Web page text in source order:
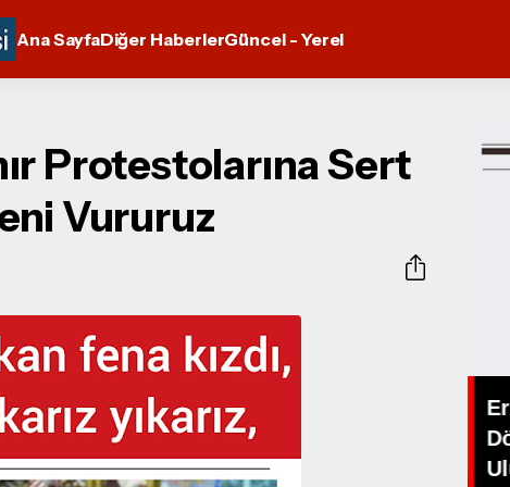
Ana SayfaDiğer HaberlerGüncel - Yerel
Protestolarına Sert
Vururuz
Alev Soylu'dan yeni tekli.